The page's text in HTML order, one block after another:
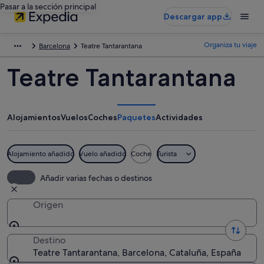
Pasar a la sección principal
Descargar app
Barcelona Teatre Tantarantana Organiza tu viaje
Teatre Tantarantana
AlojamientosVuelosCochesPaquetesActividades
Alojamiento añadido Vuelo añadido Coche Turista
Añadir varias fechas o destinos
Origen
Destino
Teatre Tantarantana, Barcelona, Cataluña, España